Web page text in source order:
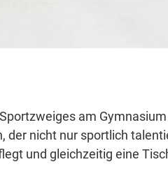
am
der nicht nur sportlich
und gleichzeitig eine